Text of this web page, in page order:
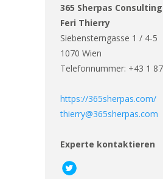
365 Sherpas
Feri Thierry
Siebensterngasse 1 / 4-5
1070 Wien
Telefonnummer: +43 1
https://365sherpas.com/
thierry@365sherpas.com
Experte kontaktieren